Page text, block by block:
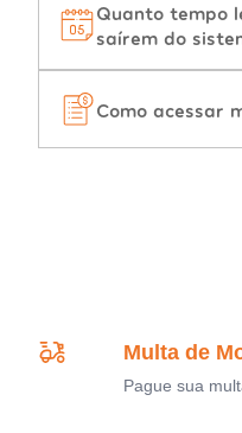
Quanto tempo
saírem do
Como acessar
Multa de
Pague sua